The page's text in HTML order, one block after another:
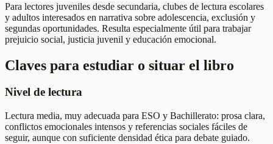
Para lectores juveniles desde secundaria, clubes de lectura escolares
y adultos interesados en narrativa sobre adolescencia, exclusión y
segundas oportunidades. Resulta especialmente útil para trabajar
prejuicio social, justicia juvenil y educación emocional.
Claves para estudiar o situar el libro
Nivel de lectura
Lectura media, muy adecuada para ESO y Bachillerato: prosa clara,
conflictos emocionales intensos y referencias sociales fáciles de
seguir, aunque con suficiente densidad ética para debate guiado.